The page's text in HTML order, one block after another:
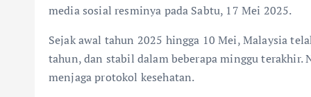
media sosial resminya pada Sabtu, 17 Mei 2025.
Sejak awal tahun 2025 hingga 10 Mei, Malaysia
tahun, dan stabil dalam beberapa minggu
menjaga protokol kesehatan.